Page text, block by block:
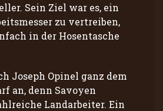
Sein Ziel war es, ein
zu vertreiben,
in der Hosentasche
Joseph Opinel ganz dem
an, denn Savoyen
Landarbeiter. Ein